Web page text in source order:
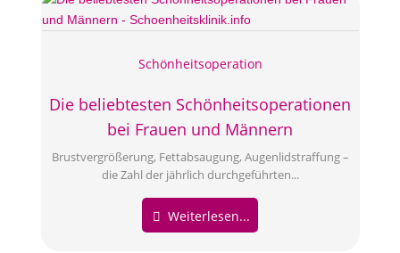
Die beliebtesten Schönheitsoperationen
bei Frauen und Männern
Schönheitsoperation
Brustvergrößerung, Fettabsaugung, Augenlidstraffung –
die Zahl der jährlich durchgeführten...
Weiterlesen...